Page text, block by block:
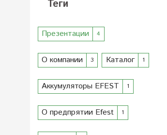
Теги
Презентации 4
О компании 3 Каталог 1
Аккумуляторы EFEST 1
О предпрятии Efest 1